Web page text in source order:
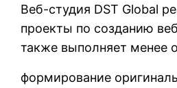
Веб-студия DST Global
проекты по созданию
также выполняет менее
формирование